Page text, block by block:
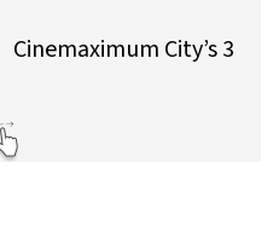
Cinemaximum City’s 3